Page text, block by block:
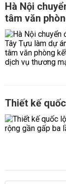
Hà Nội
tâm văn
Thiết kế